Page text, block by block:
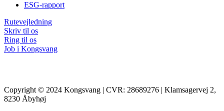
ESG-rapport
Rutevejledning
Skriv til os
Ring til os
Job i Kongsvang
Copyright © 2024 Kongsvang | CVR: 28689276 | Klamsagervej 2,
8230 Åbyhøj